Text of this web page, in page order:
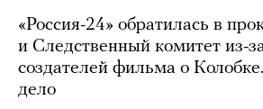
«Россия-24» обратилась в
и Следственный комитет из-
создателей фильма о
дело